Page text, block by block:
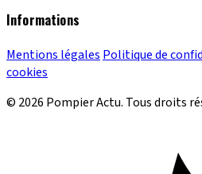
Informations
Mentions légales Politique de
cookies
© 2026 Pompier Actu. Tous droits